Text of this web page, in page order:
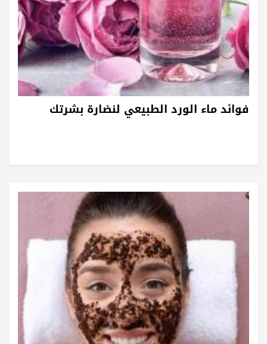
فوائد ماء الورد الطبيعي لنضارة بشرتك